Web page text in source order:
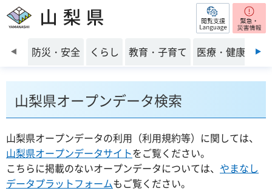
山梨県 閲覧支援
前のスライドを表示
防災・安全 くらし 教育・子育て 医療・健康・福
山梨県オープンデータ検索
山梨県オープンデータの利用（利用規約等）に関しては、
山梨県オープンデータサイトをご覧ください。
こちらに掲載のないオープンデータについては、 やまなし
データプラットフォームもご覧ください。